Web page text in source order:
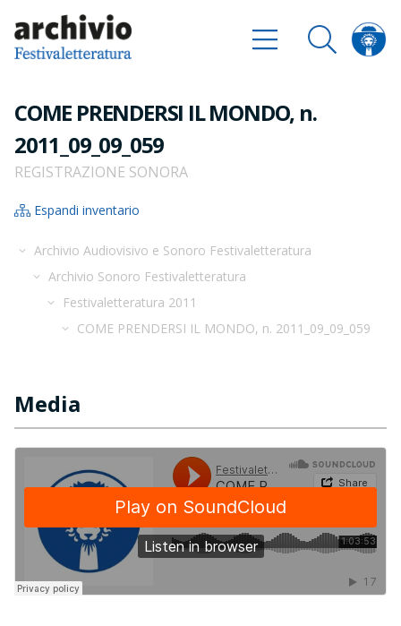
COME PRENDERSI IL MONDO, n.
2011_09_09_059
REGISTRAZIONE SONORA
Espandi inventario
Archivio Audiovisivo e Sonoro Festivaletteratura
Archivio Sonoro Festivaletteratura
Festivaletteratura 2011
COME PRENDERSI IL MONDO, n. 2011_09_09_059
Media